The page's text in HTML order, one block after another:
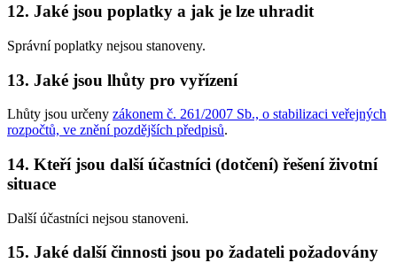
12. Jaké jsou poplatky a jak je lze uhradit
Správní poplatky nejsou stanoveny.
13. Jaké jsou lhůty pro vyřízení
Lhůty jsou určeny zákonem č. 261/2007 Sb., o stabilizaci veřejných
rozpočtů, ve znění pozdějších předpisů.
14. Kteří jsou další účastníci (dotčení) řešení životní
situace
Další účastníci nejsou stanoveni.
15. Jaké další činnosti jsou po žadateli požadovány